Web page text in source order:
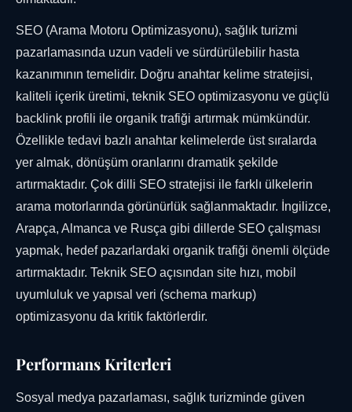
SEO (Arama Motoru Optimizasyonu), sağlık turizmi
pazarlamasında uzun vadeli ve sürdürülebilir hasta
kazanımının temelidir. Doğru anahtar kelime stratejisi,
kaliteli içerik üretimi, teknik SEO optimizasyonu ve güçlü
backlink profili ile organik trafiği artırmak mümkündür.
Özellikle tedavi bazlı anahtar kelimelerde üst sıralarda
yer almak, dönüşüm oranlarını dramatik şekilde
artırmaktadır. Çok dilli SEO stratejisi ile farklı ülkelerin
arama motorlarında görünürlük sağlanmaktadır. İngilizce,
Arapça, Almanca ve Rusça gibi dillerde SEO çalışması
yapmak, hedef pazarlardaki organik trafiği önemli ölçüde
artırmaktadır. Teknik SEO açısından site hızı, mobil
uyumluluk ve yapısal veri (schema markup)
optimizasyonu da kritik faktörlerdir.
Performans Kriterleri
Sosyal medya pazarlaması, sağlık turizminde güven